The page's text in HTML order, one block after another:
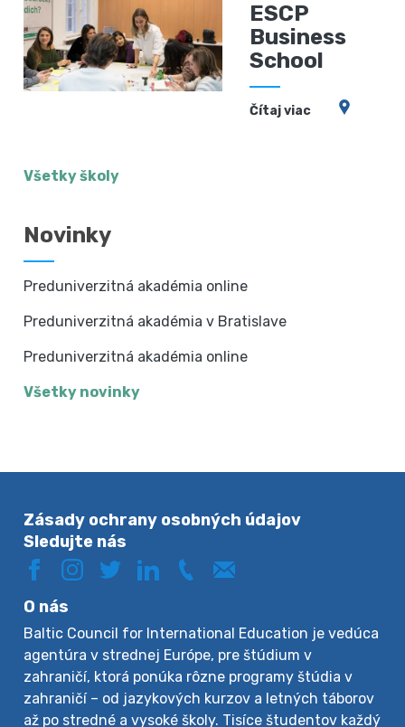
ESCP
Business
School
Čítaj viac
Všetky školy
Novinky
Preduniverzitná akadémia online
Preduniverzitná akadémia v Bratislave
Preduniverzitná akadémia online
Všetky novinky
Zásady ochrany osobných údajov
Sledujte nás
O nás
Baltic Council for International Education je vedúca
agentúra v strednej Európe, pre štúdium v
zahraničí, ktorá ponúka rôzne programy štúdia v
zahraničí – od jazykových kurzov a letných táborov
až po stredné a vysoké školy. Tisíce študentov každý